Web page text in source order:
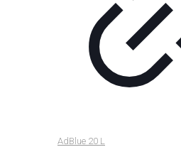
AdBlue 20 L